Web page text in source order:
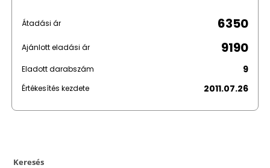
Átadási ár 6350
Ajánlott eladási ár 9190
Eladott darabszám 9
Értékesítés kezdete 2011.07.26
Keresés